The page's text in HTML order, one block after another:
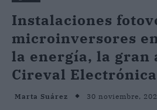
Instalaciones
microinversores
la energía, la gran
Cireval
Marta Suárez 30 noviembre,